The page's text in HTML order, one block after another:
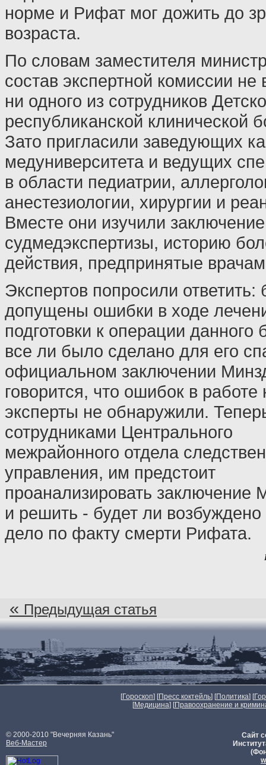
норме и Рифат мог дожить до
возраста.
По словам заместителя
состав экспертной комиссии не
ни одного из сотрудников
республиканской клинической
Зато пригласили заведующих
медуниверситета и ведущих
в области педиатрии,
анестезиологии, хирургии и
Вместе они изучили заключение
судмедэкспертизы, историю
действия, предпринятые
Экспертов попросили
допущены ошибки в ходе
подготовки к операции данного
все ли было сделано для его
официальном заключении
говорится, что ошибок в работе
эксперты не обнаружили.
сотрудниками Центрального
межрайонного отдела
управления, им предстоит
проанализировать заключение
и решить - будет ли возбуждено
дело по факту смерти Рифата.
« Предыдущая статья
[Гороскоп] [Пресс коктейль] [Политика] [
[Медицина] [Правоохранение и
© 2000-2010 "Вечерняя Казань"
Веб-Мастер
Сайт